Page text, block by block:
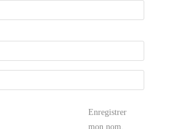
Enregistrer
mon nom,